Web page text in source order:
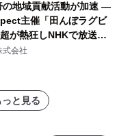
の地域貢献活動が加速 ―
主催「田んぼラグビ
が熱狂しNHKで放送さ
式会社
と見る